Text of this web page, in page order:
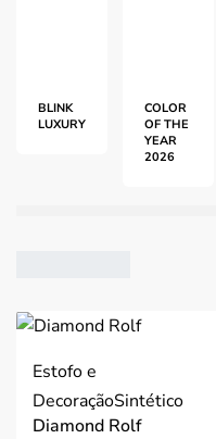
BLINK
LUXURY
COLOR
OF THE
YEAR
2026
3
4
Estofo e
DecoraçãoSintético
Diamond Rolf